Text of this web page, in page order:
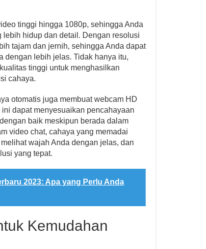
tinggi hingga 1080p, sehingga Anda
hidup dan detail. Dengan resolusi
tajam dan jernih, sehingga Anda dapat
dengan lebih jelas. Tidak hanya itu,
tinggi untuk menghasilkan
cahaya.
otomatis juga membuat webcam HD
dapat menyesuaikan pencahayaan
baik meskipun berada dalam
video chat, cahaya yang memadai
wajah Anda dengan jelas, dan
yang tepat.
2023: Apa yang Perlu Anda
Kemudahan